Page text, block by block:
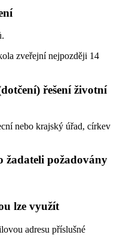
zveřejní nejpozději 14
řešení životní
nebo krajský úřad, církev
žadateli požadovány
lze využít
adresu příslušné